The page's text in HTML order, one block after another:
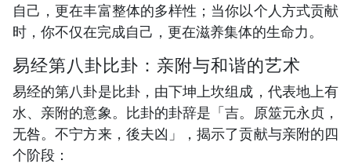
自己，更在丰富整体的多样性；当你以个人方式贡献
时，你不仅在完成自己，更在滋养集体的生命力。
易经第八卦比卦：亲附与和谐的艺术
易经的第八卦是比卦，由下坤上坎组成，代表地上有
水、亲附的意象。比卦的卦辞是「吉。原筮元永贞，
无咎。不宁方来，後夫凶」，揭示了贡献与亲附的四
个阶段：